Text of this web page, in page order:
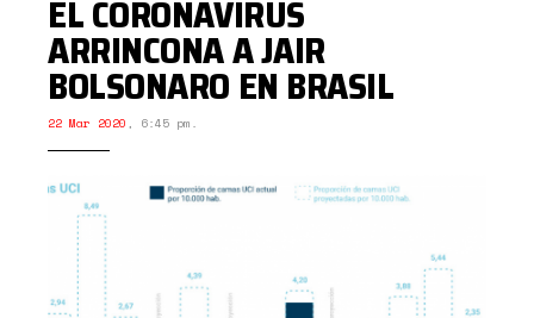
EL CORONAVIRUS
ARRINCONA A JAIR
BOLSONARO EN BRASIL
22 Mar 2020 , 6:45 pm.